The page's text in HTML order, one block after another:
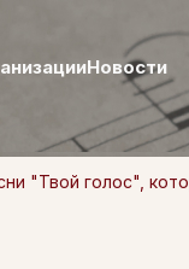
Новости
"Твой голос",